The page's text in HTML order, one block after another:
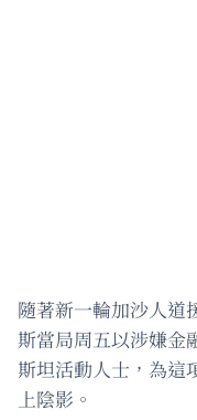
隨著新一輪加沙人道
斯當局周五以涉嫌金
斯坦活動人士，為這
上陰影。